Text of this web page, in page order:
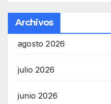
Archivos
agosto 2026
julio 2026
junio 2026